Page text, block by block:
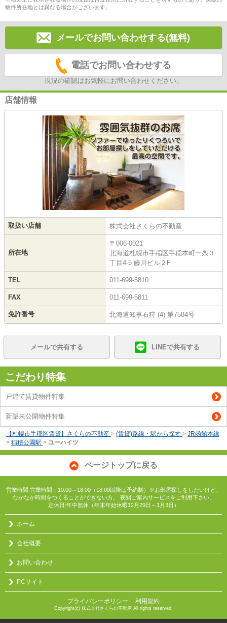
物件所在地とは異なる場合がございます。
メールでお問い合わせする(無料)
電話でお問い合わせする
現況の確認はお気軽にお問い合わせください。
店舗情報
取扱い店舗 株式会社さくらの不動産
所在地
〒006-0021
北海道札幌市手稲区手稲本町一条３
丁目4-5 藤川ビル２F
TEL 011-699-5810
FAX 011-699-5811
免許番号 北海道知事石狩 (4) 第7584号
メールで共有する LINEで共有する
こだわり特集
戸建て賃貸物件特集
新築未公開物件特集
【札幌市手稲区賃貸】さくらの不動産 > (賃貸)路線・駅から探す > JR函館本線
> 稲積公園駅 > ユーハイツ
ページトップに戻る
営業時間:営業時間：10:00～18:00（18:00以降は予約制）※お部屋探しをしたいけど、
なかなか時間をつくることができない方。 夜間ご案内サービスをご利用下さい。
定休日:年中無休（年末年始休暇12月29日～1月3日）
ホーム
会社概要
お問い合わせ
PCサイト
プライバシーポリシー ｜ 利用規約
Copyright(c) 株式会社さくらの不動産 All rights reserved.